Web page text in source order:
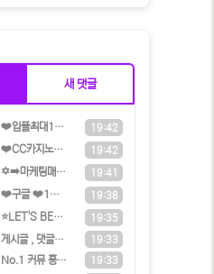
새 댓글
❤️️입플최대100%❤️✨억대보증 C 19:42
❤️CC️카지노+주실장❤️이벤트 및 19:42
✡️➡️마케팅매니아⬅️✡️ 커뮤니티 19:41
❤️️구글 ❤️1위 보증 ' 파토커뮤 19:38
⭐️LET'S BET 렛츠벳 - 테더 19:35
️️게시글 , 댓글만 달아도 현금화가 19:33
️️No.1 커뮤 홍보대행 프️로그램 19:33